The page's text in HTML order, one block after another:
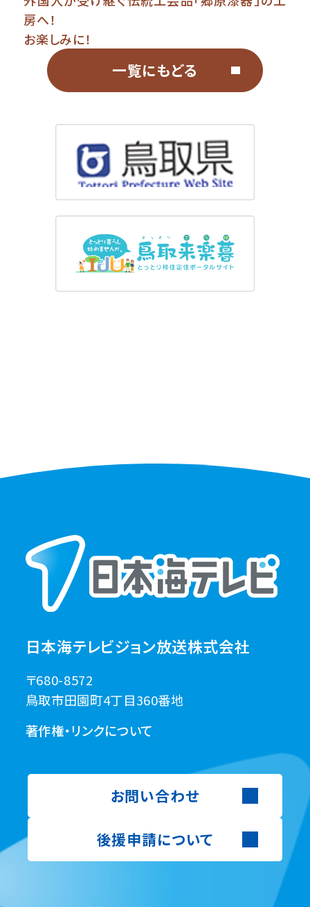
房へ！
お楽しみに！
一覧にもどる
日本海テレビジョン放送株式会社
〒680-8572
鳥取市田園町4丁目360番地
著作権・リンクについて
お問い合わせ
後援申請について